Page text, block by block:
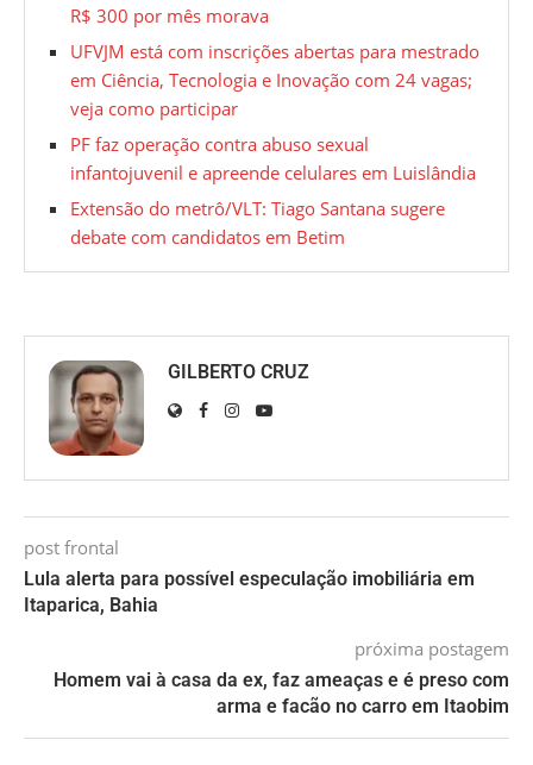
R$ 300 por mês morava
UFVJM está com inscrições abertas para mestrado
em Ciência, Tecnologia e Inovação com 24 vagas;
veja como participar
PF faz operação contra abuso sexual
infantojuvenil e apreende celulares em Luislândia
Extensão do metrô/VLT: Tiago Santana sugere
debate com candidatos em Betim
GILBERTO CRUZ
post frontal
Lula alerta para possível especulação imobiliária em
Itaparica, Bahia
próxima postagem
Homem vai à casa da ex, faz ameaças e é preso com
arma e facão no carro em Itaobim